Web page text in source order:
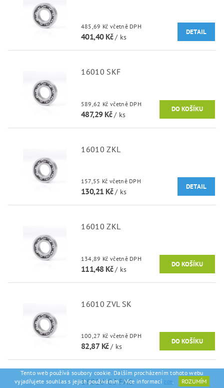
485,69 Kč včetně DPH
401,40 Kč/ ks
DETAIL
16010 SKF
589,62 Kč včetně DPH
487,29 Kč/ ks
16010 ZKL
157,55 Kč včetně DPH
130,21 Kč/ ks
DETAIL
16010 ZKL
134,89 Kč včetně DPH
111,48 Kč/ ks
16010 ZVL SK
100,27 Kč včetně DPH
82,87 Kč/ ks
16010-C3 FAG
Tento web používá soubory cookie. Dalším procházením tohoto webu
vyjadřujete souhlas s jejich používáním.. Více informací zde. ROZUMÍM